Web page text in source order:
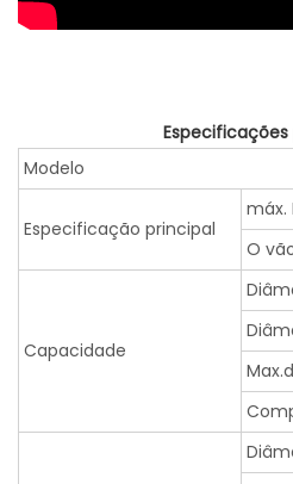
Especificações
Modelo
Especificação principal
máx.
O
Capacidade